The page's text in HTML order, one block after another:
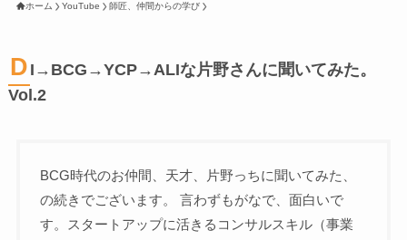
ホーム YouTube 師匠、仲間からの学び
D I→BCG→YCP→ALIな片野さんに聞いてみた。
Vol.2
BCG時代のお仲間、天才、片野っちに聞いてみた、
の続きでございます。 言わずもがなで、面白いで
す。スタートアップに活きるコンサルスキル（事業